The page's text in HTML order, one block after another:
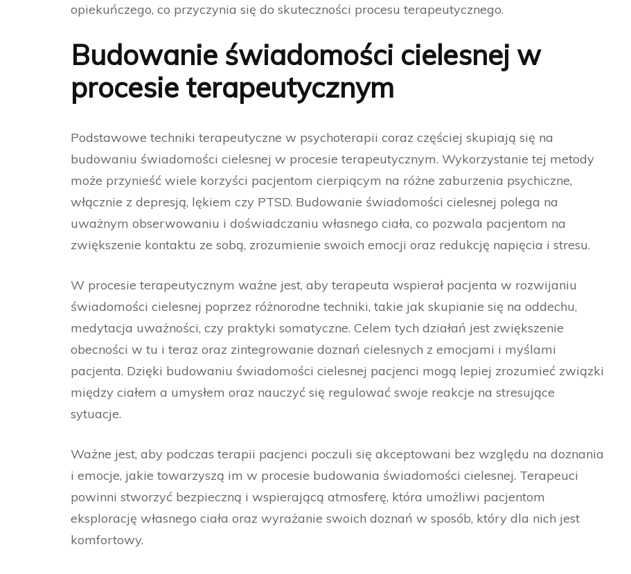
opiekuńczego, co przyczynia się do skuteczności procesu terapeutycznego.
Budowanie świadomości cielesnej w
procesie terapeutycznym
Podstawowe techniki terapeutyczne w psychoterapii coraz częściej skupiają się na
budowaniu świadomości cielesnej w procesie terapeutycznym. Wykorzystanie tej metody
może przynieść wiele korzyści pacjentom cierpiącym na różne zaburzenia psychiczne,
włącznie z depresją, lękiem czy PTSD. Budowanie świadomości cielesnej polega na
uważnym obserwowaniu i doświadczaniu własnego ciała, co pozwala pacjentom na
zwiększenie kontaktu ze sobą, zrozumienie swoich emocji oraz redukcję napięcia i stresu.
W procesie terapeutycznym ważne jest, aby terapeuta wspierał pacjenta w rozwijaniu
świadomości cielesnej poprzez różnorodne techniki, takie jak skupianie się na oddechu,
medytacja uważności, czy praktyki somatyczne. Celem tych działań jest zwiększenie
obecności w tu i teraz oraz zintegrowanie doznań cielesnych z emocjami i myślami
pacjenta. Dzięki budowaniu świadomości cielesnej pacjenci mogą lepiej zrozumieć związki
między ciałem a umysłem oraz nauczyć się regulować swoje reakcje na stresujące
sytuacje.
Ważne jest, aby podczas terapii pacjenci poczuli się akceptowani bez względu na doznania
i emocje, jakie towarzyszą im w procesie budowania świadomości cielesnej. Terapeuci
powinni stworzyć bezpieczną i wspierającą atmosferę, która umożliwi pacjentom
eksplorację własnego ciała oraz wyrażanie swoich doznań w sposób, który dla nich jest
komfortowy.